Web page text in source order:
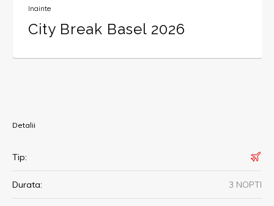
Inainte
City Break Basel 2026
Detalii
Tip:
Durata: 3 NOPTI